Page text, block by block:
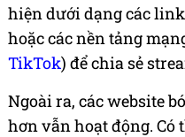
hiện dưới dạng các
hoặc các nền tảng
TikTok) để chia sẻ
Ngoài ra, các website
hơn vẫn hoạt động. Có